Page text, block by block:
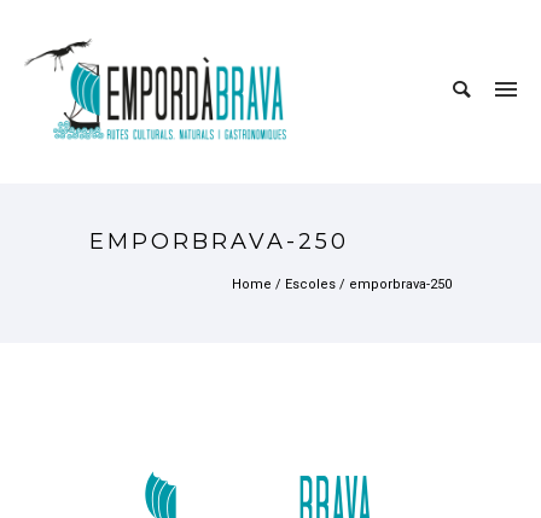
EMPORBRAVA-250
Home / Escoles / emporbrava-250